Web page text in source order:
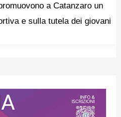
a Catanzaro un
e sulla tutela dei giovani